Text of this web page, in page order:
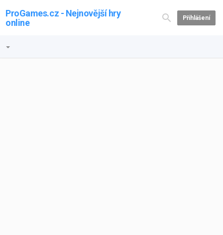
ProGames.cz - Nejnovější hry
online
Přihlášení